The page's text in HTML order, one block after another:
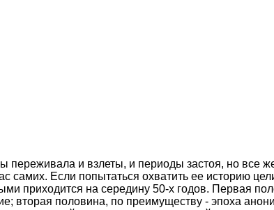
переживала и взлеты, и периоды застоя, но все
самих. Если попытаться охватить ее историю
приходится на середину 50-х годов. Первая
половина, по преимуществу - эпоха